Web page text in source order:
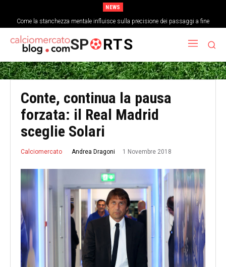
NEWS
Come la stanchezza mentale influisce sulla precisione dei passaggi a fine
partita
SP RTS
Conte, continua la pausa
forzata: il Real Madrid
sceglie Solari
Calciomercato Andrea Dragoni 1 Novembre 2018